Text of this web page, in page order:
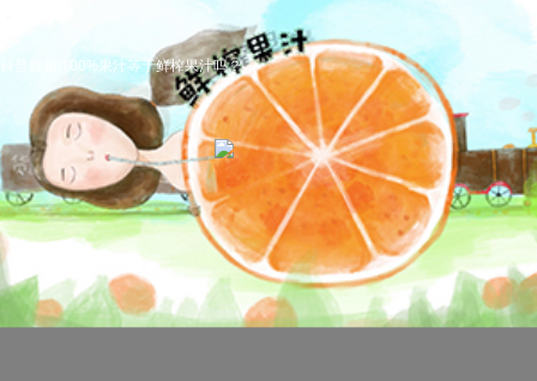
科普视频:100%果汁等于鲜榨果汁吗？